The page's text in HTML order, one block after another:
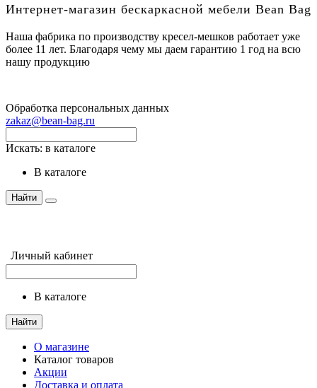
Интернет-магазин бескаркасной мебели Bean Bag
Наша фабрика по производству кресел-мешков работает уже
более 11 лет. Благодаря чему мы даем гарантию 1 год на всю
нашу продукцию
Обработка персональных данных
zakaz@bean-bag.ru
Искать: в каталоге
в каталоге
Найти
Личный кабинет
в каталоге
Найти
О магазине
Каталог товаров
Акции
Доставка и оплата